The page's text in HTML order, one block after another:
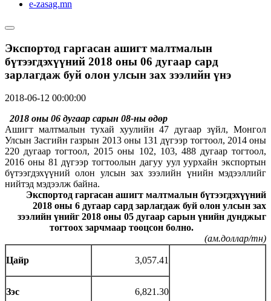
e-zasag.mn
Экспортод гаргасан ашигт малтмалын
бүтээгдэхүүний 2018 оны 06 дугаар сард
зарлагдаж буй олон улсын зах зээлийн үнэ
2018-06-12 00:00:00
2018 оны 06 дугаар сарын 08-ны өдөр
Ашигт малтмалын тухай хуулийн 47 дугаар зүйл, Монгол
Улсын Засгийн газрын 2013 оны 131 дүгээр тогтоол, 2014 оны
220 дугаар тогтоол, 2015 оны 102, 103, 488 дугаар тогтоол,
2016 оны 81 дүгээр тогтоолын дагуу уул уурхайн экспортын
бүтээгдэхүүний олон улсын зах зээлийн үнийн мэдээллийг
нийтэд мэдээлж байна.
Экспортод гаргасан ашигт малтмалын бүтээгдэхүүний
2018 оны 6 дугаар сард зарлагдаж буй олон улсын зах
зээлийн үнийг 2018 оны 05 дугаар сарын үнийн дунджыг
тогтоох зарчмаар тооцсон болно.
(ам.доллар/тн)
Цайр 3,057.41
Зэс 6,821.30